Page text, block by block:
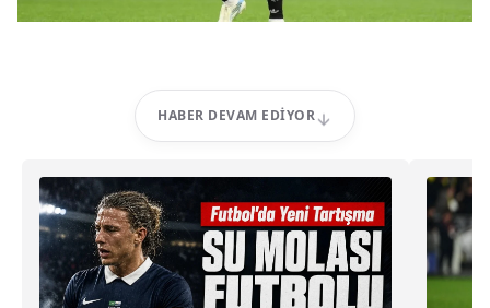
HABER DEVAM EDIYOR